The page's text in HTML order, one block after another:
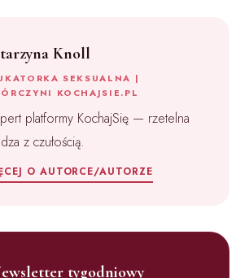
Knoll
SEKSUALNA |
KOCHAJSIE.PL
platformy KochajSię — rzetelna
z czułością.
O AUTORCE/AUTORZE
tygodniowy